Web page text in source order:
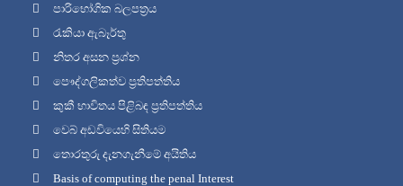
පාරිභෝගික බලපත්‍රය
රැකියා ඇබෑර්තු
නිතර අසන ප්‍රශ්න
පෞද්ගලිකත්ව ප්‍රතිපත්තිය
කුකී භාවිතය පිළිබඳ ප්‍රතිපත්තිය
වෙබ් අඩවියෙහි සිතියම
තොරතුරු දැනගැනීමේ අයිතිය
Basis of computing the penal Interest